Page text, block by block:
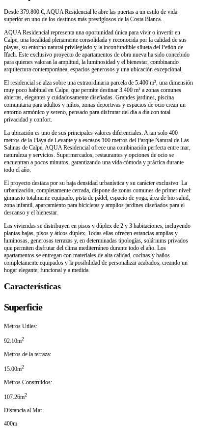
Desde 379.800 €, AQUA Residencial le abre las puertas a un estilo de vida
superior en uno de los destinos más prestigiosos de la Costa Blanca.
AQUA Residencial representa una oportunidad única para vivir o invertir en
Calpe, una localidad plenamente consolidada y reconocida por la calidad de sus
playas, su entorno natural privilegiado y la inconfundible silueta del Peñón de
Ifach. Este exclusivo proyecto de apartamentos de obra nueva ha sido concebido
para quienes valoran la amplitud, la luminosidad y el bienestar, combinando
arquitectura contemporánea, espacios generosos y una ubicación excepcional.
El residencial se alza sobre una extraordinaria parcela de 5.400 m², una dimensión
muy poco habitual en Calpe, que permite destinar 3.400 m² a zonas comunes
abiertas, elegantes y cuidadosamente diseñadas. Grandes jardines, piscina
comunitaria para adultos y niños, zonas deportivas y espacios de ocio crean un
entorno armónico y sereno, pensado para disfrutar del día a día con total
privacidad y confort.
La ubicación es uno de sus principales valores diferenciales. A tan solo 400
metros de la Playa de Levante y a escasos 100 metros del Parque Natural de Las
Salinas de Calpe, AQUA Residencial ofrece una combinación perfecta entre mar,
naturaleza y servicios. Supermercados, restaurantes y opciones de ocio se
encuentran a pocos minutos, garantizando una vida cómoda y práctica durante
todo el año.
El proyecto destaca por su baja densidad urbanística y su carácter exclusivo. La
urbanización, completamente cerrada, dispone de zonas comunes de primer nivel:
gimnasio totalmente equipado, pista de pádel, espacio de yoga, área de bio salud,
zona infantil, aparcamiento para bicicletas y amplios jardines diseñados para el
descanso y el bienestar.
Las viviendas se distribuyen en pisos y dúplex de 2 y 3 habitaciones, incluyendo
plantas bajas, pisos y áticos dúplex. Todas ellas ofrecen estancias amplias y
luminosas, generosas terrazas y, en determinadas tipologías, soláriums privados
que permiten disfrutar del clima mediterráneo durante todo el año. Los
apartamentos se entregan con materiales de alta calidad, cocinas y baños
completamente equipados y la posibilidad de personalizar acabados, creando un
hogar elegante, funcional y a medida.
Características
Superficie
Metros Utiles:
92.10m2
Metros de la terraza:
15.00m2
Metros Construidos:
107.26m2
Distancia al Mar:
400m